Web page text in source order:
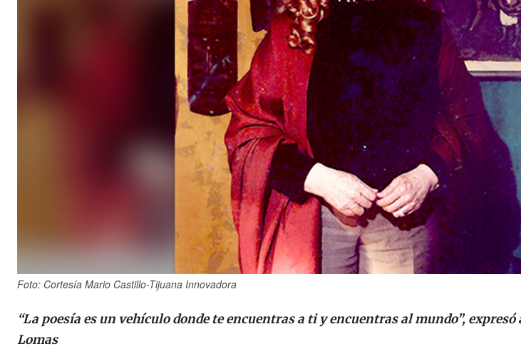
Foto: Cortesía Mario Castillo-Tijuana Innovadora
“La poesía es un vehículo donde te encuentras a ti y encuentras al mundo”, expresó
Lomas